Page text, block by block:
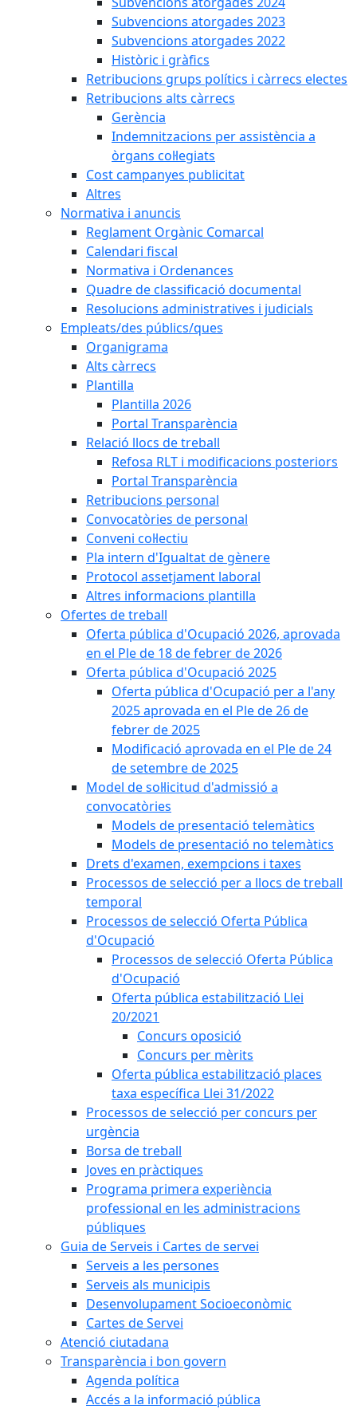
Subvencions atorgades 2023
Subvencions atorgades 2022
Històric i gràfics
Retribucions grups polítics i càrrecs electes
Retribucions alts càrrecs
Gerència
Indemnitzacions per assistència a
òrgans col·legiats
Cost campanyes publicitat
Altres
Normativa i anuncis
Reglament Orgànic Comarcal
Calendari fiscal
Normativa i Ordenances
Quadre de classificació documental
Resolucions administratives i judicials
Empleats/des públics/ques
Organigrama
Alts càrrecs
Plantilla
Plantilla 2026
Portal Transparència
Relació llocs de treball
Refosa RLT i modificacions posteriors
Portal Transparència
Retribucions personal
Convocatòries de personal
Conveni col·lectiu
Pla intern d'Igualtat de gènere
Protocol assetjament laboral
Altres informacions plantilla
Ofertes de treball
Oferta pública d'Ocupació 2026, aprovada
en el Ple de 18 de febrer de 2026
Oferta pública d'Ocupació 2025
Oferta pública d'Ocupació per a l'any
2025 aprovada en el Ple de 26 de
febrer de 2025
Modificació aprovada en el Ple de 24
de setembre de 2025
Model de sol·licitud d'admissió a
convocatòries
Models de presentació telemàtics
Models de presentació no telemàtics
Drets d'examen, exempcions i taxes
Processos de selecció per a llocs de treball
temporal
Processos de selecció Oferta Pública
d'Ocupació
Processos de selecció Oferta Pública
d'Ocupació
Oferta pública estabilització Llei
20/2021
Concurs oposició
Concurs per mèrits
Oferta pública estabilització places
taxa específica Llei 31/2022
Processos de selecció per concurs per
urgència
Borsa de treball
Joves en pràctiques
Programa primera experiència
professional en les administracions
públiques
Guia de Serveis i Cartes de servei
Serveis a les persones
Serveis als municipis
Desenvolupament Socioeconòmic
Cartes de Servei
Atenció ciutadana
Transparència i bon govern
Agenda política
Accés a la informació pública